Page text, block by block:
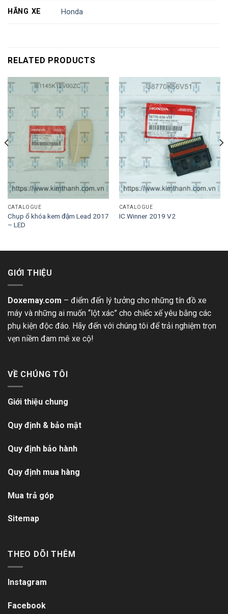
HÃNG XE Honda
RELATED PRODUCTS
CATALOGUE
Chụp ổ khóa kem đậm Lead 2017
– LED
CATALOGUE
IC Winner 2019 V2
GIỚI THIỆU
Doxemay.com – điểm đến lý tưởng cho những tín đồ xe
máy và những ai muốn “lột xác” cho chiếc xế yêu bằng các
phụ kiện độc đáo. Hãy đến với chúng tôi để trải nghiệm trọn
vẹn niềm đam mê xe cộ!
VỀ CHÚNG TÔI
Giới thiệu chung
Quy định & bảo mật
Quy định bảo hành
Quy định mua hàng
Mua trả góp
Sitemap
THEO DÕI THÊM
Instagram
Facebook